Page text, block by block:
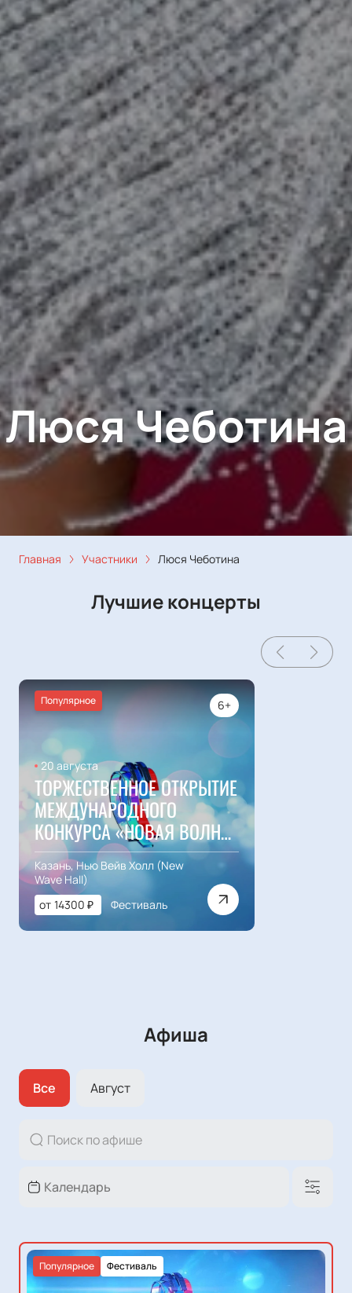
Люся Чеботина
Главная Участники Люся Чеботина
Лучшие концерты
Популярное 6+
20 августа
ТОРЖЕСТВЕННОЕ ОТКРЫТИЕ
МЕЖДУНАРОДНОГО
КОНКУРСА «НОВАЯ ВОЛНА
2026»
Казань, Нью Вейв Холл (New
Wave Hall)
от 14300 ₽ Фестиваль
Афиша
Все Август
Фестиваль
Популярное